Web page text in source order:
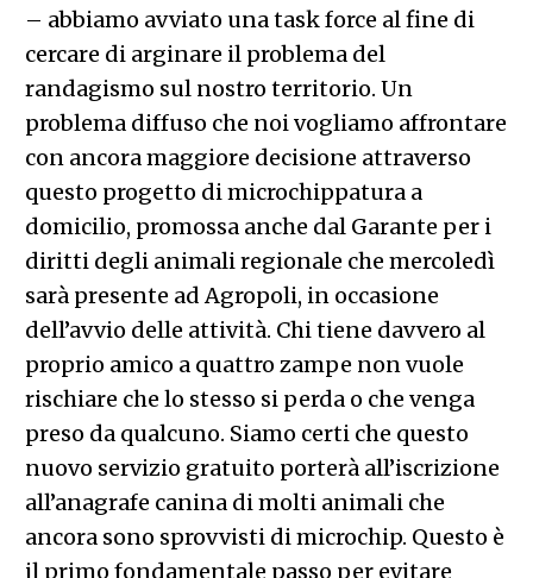
– abbiamo avviato una task force al fine di
cercare di arginare il problema del
randagismo sul nostro territorio. Un
problema diffuso che noi vogliamo affrontare
con ancora maggiore decisione attraverso
questo progetto di microchippatura a
domicilio, promossa anche dal Garante per i
diritti degli animali regionale che mercoledì
sarà presente ad Agropoli, in occasione
dell’avvio delle attività. Chi tiene davvero al
proprio amico a quattro zampe non vuole
rischiare che lo stesso si perda o che venga
preso da qualcuno. Siamo certi che questo
nuovo servizio gratuito porterà all’iscrizione
all’anagrafe canina di molti animali che
ancora sono sprovvisti di microchip. Questo è
il primo fondamentale passo per evitare